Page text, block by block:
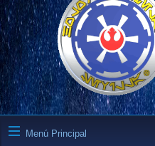
Menú Principal